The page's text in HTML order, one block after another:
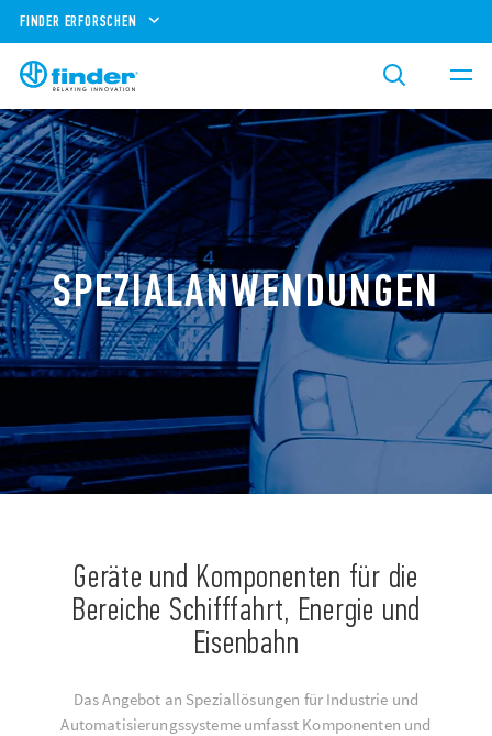
FINDER ERFORSCHEN
SPEZIALANWENDUNGEN
Geräte und Komponenten für die
Bereiche Schifffahrt, Energie und
Eisenbahn
Das Angebot an Speziallösungen für Industrie und
Automatisierungssysteme umfasst Komponenten und